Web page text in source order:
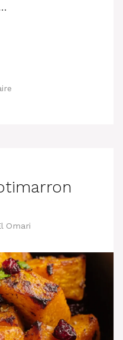
Omari